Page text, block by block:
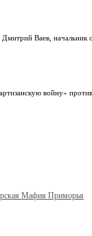
Ваев, начальник
войну»
Мафия Приморья